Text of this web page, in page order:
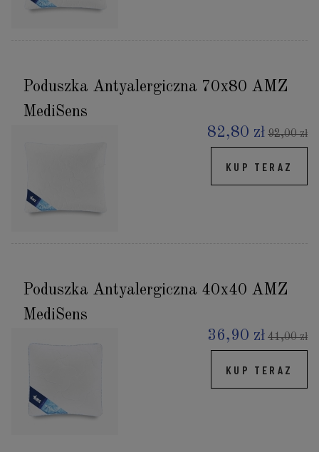
Poduszka Antyalergiczna 70x80 AMZ
MediSens
82,80 zł 92,00 zł
KUP TERAZ
Poduszka Antyalergiczna 40x40 AMZ
MediSens
36,90 zł 41,00 zł
KUP TERAZ